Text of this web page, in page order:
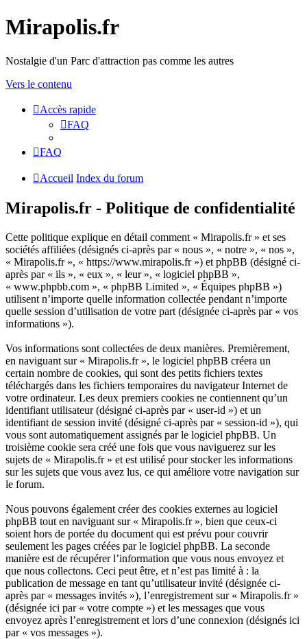
Mirapolis.fr
Nostalgie d'un Parc d'attraction pas comme les autres
Vers le contenu
Accès rapide
FAQ
FAQ
Accueil Index du forum
Mirapolis.fr - Politique de confidentialité
Cette politique explique en détail comment « Mirapolis.fr » et ses
sociétés affiliées (désignés ci-après par « nous », « notre », « nos »,
« Mirapolis.fr », « https://www.mirapolis.fr ») et phpBB (désigné ci-
après par « ils », « eux », « leur », « logiciel phpBB »,
« www.phpbb.com », « phpBB Limited », « Équipes phpBB »)
utilisent n’importe quelle information collectée pendant n’importe
quelle session d’utilisation de votre part (désignée ci-après par « vos
informations »).
Vos informations sont collectées de deux manières. Premièrement,
en naviguant sur « Mirapolis.fr », le logiciel phpBB créera un
certain nombre de cookies, qui sont des petits fichiers textes
téléchargés dans les fichiers temporaires du navigateur Internet de
votre ordinateur. Les deux premiers cookies ne contiennent qu’un
identifiant utilisateur (désigné ci-après par « user-id ») et un
identifiant de session invité (désigné ci-après par « session-id »), qui
vous sont automatiquement assignés par le logiciel phpBB. Un
troisième cookie sera créé une fois que vous naviguerez sur les
sujets de « Mirapolis.fr » et est utilisé pour stocker les informations
sur les sujets que vous avez lus, ce qui améliore votre navigation sur
le forum.
Nous pouvons également créer des cookies externes au logiciel
phpBB tout en naviguant sur « Mirapolis.fr », bien que ceux-ci
soient hors de portée du document qui est prévu pour couvrir
seulement les pages créées par le logiciel phpBB. La seconde
manière est de récupérer l’information que vous nous envoyez et
que nous collectons. Ceci peut être, et n’est pas limité à : la
publication de message en tant qu’utilisateur invité (désignée ci-
après par « messages invités »), l’enregistrement sur « Mirapolis.fr »
(désignée ici par « votre compte ») et les messages que vous
envoyez après l’enregistrement et lors d’une connexion (désignés ici
par « vos messages »).